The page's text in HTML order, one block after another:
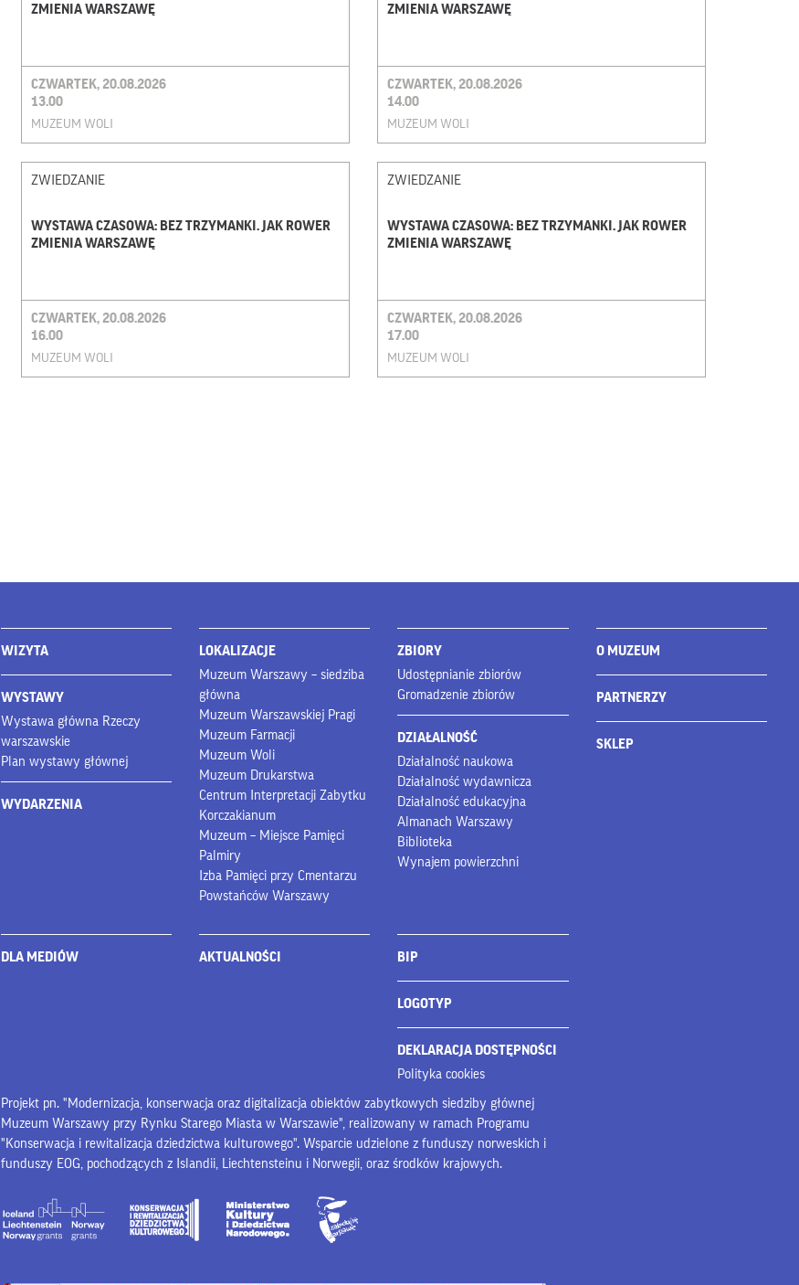
ZMIENIA WARSZAWĘ
CZWARTEK, 20.08.2026
13.00
MUZEUM WOLI
ZMIENIA WARSZAWĘ
CZWARTEK, 20.08.2026
14.00
MUZEUM WOLI
ZWIEDZANIE
WYSTAWA CZASOWA: BEZ TRZYMANKI. JAK ROWER
ZMIENIA WARSZAWĘ
CZWARTEK, 20.08.2026
16.00
MUZEUM WOLI
ZWIEDZANIE
WYSTAWA CZASOWA: BEZ TRZYMANKI. JAK ROWER
ZMIENIA WARSZAWĘ
CZWARTEK, 20.08.2026
17.00
MUZEUM WOLI
WIZYTA
WYSTAWY
Wystawa główna Rzeczy
warszawskie
Plan wystawy głównej
WYDARZENIA
LOKALIZACJE
Muzeum Warszawy – siedziba
główna
Muzeum Warszawskiej Pragi
Muzeum Farmacji
Muzeum Woli
Muzeum Drukarstwa
Centrum Interpretacji Zabytku
Korczakianum
Muzeum – Miejsce Pamięci
Palmiry
Izba Pamięci przy Cmentarzu
Powstańców Warszawy
ZBIORY
Udostępnianie zbiorów
Gromadzenie zbiorów
DZIAŁALNOŚĆ
Działalność naukowa
Działalność wydawnicza
Działalność edukacyjna
Almanach Warszawy
Biblioteka
Wynajem powierzchni
O MUZEUM
PARTNERZY
SKLEP
DLA MEDIÓW AKTUALNOŚCI BIP
LOGOTYP
DEKLARACJA DOSTĘPNOŚCI
Polityka cookies
Projekt pn. "Modernizacja, konserwacja oraz digitalizacja obiektów zabytkowych siedziby głównej
Muzeum Warszawy przy Rynku Starego Miasta w Warszawie", realizowany w ramach Programu
"Konserwacja i rewitalizacja dziedzictwa kulturowego". Wsparcie udzielone z funduszy norweskich i
funduszy EOG, pochodzących z Islandii, Liechtensteinu i Norwegii, oraz środków krajowych.